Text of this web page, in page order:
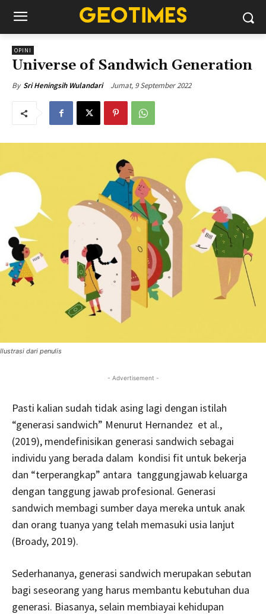
OPINI
Universe of Sandwich Generation
By Sri Heningsih Wulandari Jumat, 9 September 2022
Ilustrasi dari penulis
- Advertisement -
Pasti kalian sudah tidak asing lagi dengan istilah
“generasi sandwich” Menurut Hernandez et al.,
(2019), mendefinisikan generasi sandwich sebagai
individu yang berada dalam kondisi fit untuk bekerja
dan “terperangkap” antara tanggungjawab keluarga
dengan tanggung jawab profesional. Generasi
sandwich membagi sumber daya mereka untuk anak
dan orang tuanya yang telah memasuki usia lanjut
(Broady, 2019).
Sederhananya, generasi sandwich merupakan sebutan
bagi seseorang yang harus membantu kebutuhan dua
generasi. Biasanya, selain membiayai kehidupan